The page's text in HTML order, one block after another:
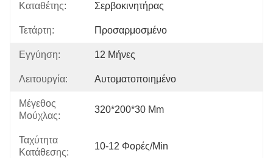
Καταθέτης: Σερβοκινητήρας
Τετάρτη: Προσαρμοσμένο
Εγγύηση: 12 Μήνες
Λειτουργία: Αυτοματοποιημένο
Μέγεθος
Μούχλας:
320*200*30 Mm
Ταχύτητα
Κατάθεσης:
10-12 Φορές/min